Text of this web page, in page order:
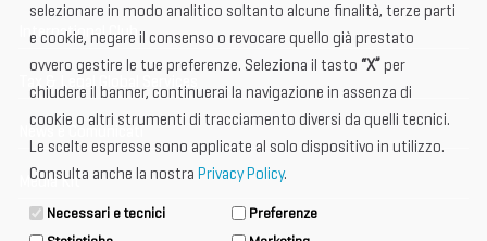
International Club
Tax & Legal Global Services
News e Comunicati
Media Kit
selezionare in modo analitico soltanto alcune finalità, terze parti
e cookie, negare il consenso o revocare quello già prestato
ovvero gestire le tue preferenze. Seleziona il tasto “X” per
chiudere il banner, continuerai la navigazione in assenza di
cookie o altri strumenti di tracciamento diversi da quelli tecnici.
Le scelte espresse sono applicate al solo dispositivo in utilizzo.
Consulta anche la nostra Privacy Policy.
Necessari e tecnici
Preferenze